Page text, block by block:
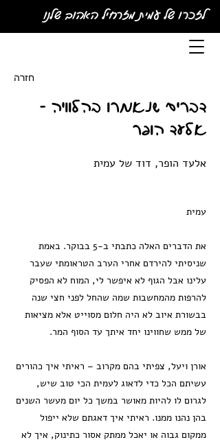
לזכרו של עמית מזרחיל האהוב שלנו
חזרה
דברים שנאמרו בהלוויה -
אלעד הופר
אלעד הופר, דוד של עמית
עמית
את הדברים האלה כתבתי ב-5 בבוקר. באמת
שניסיתי להירדם אחרי הערב הטראומתי שעבר
עלינו אבל הגוף לא איפשר לי, המוח לא הפסיק
להרפות מהמחשבות שמה שהחל לפני חצי שנה
בבשורת איוב לא היה חלום מסוייט אלא מציאות
של ממש שחווינו יחד איתך עד הסוף המר.
אורן ויעל, צפיתי בהם מקרוב – ראיתי איך כהורים
עשיתם הכל כדי לדאוג לעמית הכי טוב שיש,
לגרום לו להיות מאושר במשך כל יום מעשר השנים
בהן נהנו ממנו. ראיתי איך דאגתם שלא ייפול
ממקום גבוה או יאכל ממתק אסור כתינוק, איך לא